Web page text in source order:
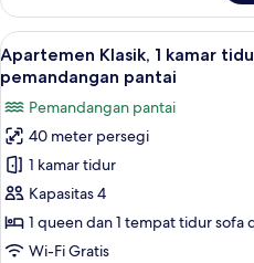
Apartemen
Premium,
1
kamar
tidur,
pemandangan
pantai,
tepi
laut
Lihat
semua
foto
untuk
Apartemen
Klasik,
1
kamar
tidur,
1
Apartemen Klasik, 1 kamar
pemandangan pantai
Pemandangan pantai
40 meter persegi
1 kamar tidur
Kapasitas 4
1 queen dan 1 tempat tidur sofa
Wi-Fi Gratis